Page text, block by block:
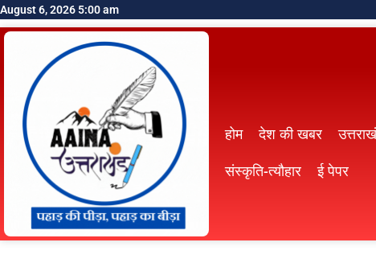
August 6, 2026 5:00 am
होम देश की खबर
संस्कृति-त्यौहार
ई पेपर